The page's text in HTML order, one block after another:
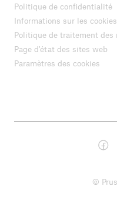
Politique de confidentialité
Informations sur les cookies
Politique de traitement des
Page d'état des sites web
Paramètres des cookies
©